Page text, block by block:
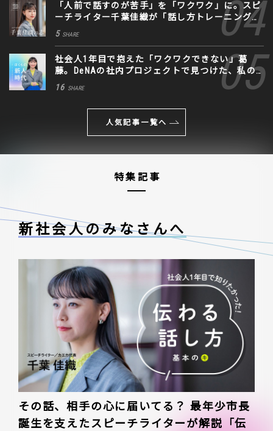
「人前で話すのが苦手」を「ワクワク」に。スピ
ーチライター千葉佳織が「話し方トレーニング」
に込めた思い
5 SHARE
社会人1年目で抱えた「ワクワクできない」葛
藤。DeNAの社内プロジェクトで見つけた、私の
生きる道
16 SHARE
人気記事一覧へ
特集記事
新社会人のみなさんへ
その話、相手の心に届いてる？ 最年少市長
誕生を支えたスピーチライターが解説「伝